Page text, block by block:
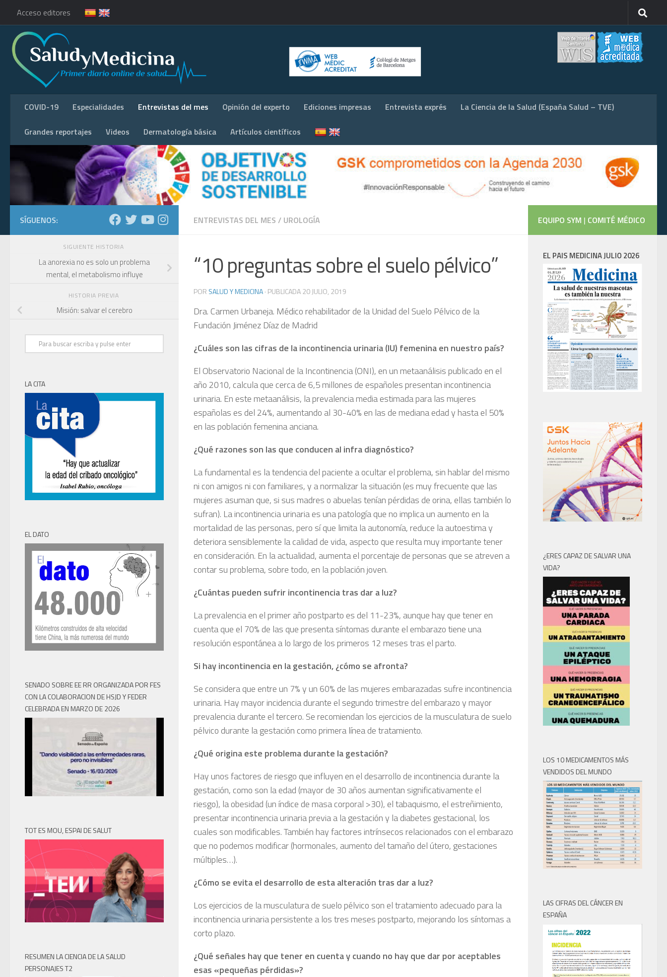
Acceso editores
COVID-19 Especialidades Entrevistas del mes Opinión del experto Ediciones impresas Entrevista exprés La Ciencia de la Salud (España Salud – TVE)
Grandes reportajes Videos Dermatología básica Artículos científicos
ENTREVISTAS DEL MES / UROLOGÍA
“10 preguntas sobre el suelo pélvico”
POR SALUD Y MEDICINA· PUBLICADA20 JULIO, 2019
Dra. Carmen Urbaneja. Médico rehabilitador de la Unidad del Suelo Pélvico de la
Fundación Jiménez Díaz de Madrid
¿Cuáles son las cifras de la incontinencia urinaria (IU) femenina en nuestro país?
El Observatorio Nacional de la Incontinencia (ONI), en un metaanálisis publicado en el
año 2010, calcula que cerca de 6,5 millones de españoles presentan incontinencia
urinaria. En este metaanálisis, la prevalencia media estimada para las mujeres
españolas es del 24%, aumentando al 30-40% en las de mediana edad y hasta el 50%
en las población femenina anciana.
¿Qué razones son las que conducen al infra diagnóstico?
La fundamental es la tendencia del paciente a ocultar el problema, sin hablar del mismo
ni con amigos ni con familiares, y a normalizar la situación (es muy frecuente que las
mujeres asuman que, si sus madres o abuelas tenían pérdidas de orina, ellas también lo
sufran). La incontinencia urinaria es una patología que no implica un aumento en la
mortalidad de las personas, pero sí que limita la autonomía, reduce la autoestima y
deteriora sensiblemente la calidad de vida, aspecto que resulta muy importante tener
en consideración. En la actualidad, aumenta el porcentaje de personas que se atreven a
contar su problema, sobre todo, en la población joven.
¿Cuántas pueden sufrir incontinencia tras dar a luz?
La prevalencia en el primer año postparto es del 11-23%, aunque hay que tener en
cuenta que el 70% de las que presenta síntomas durante el embarazo tiene una
resolución espontánea a lo largo de los primeros 12 meses tras el parto.
Si hay incontinencia en la gestación, ¿cómo se afronta?
Se considera que entre un 7% y un 60% de las mujeres embarazadas sufre incontinencia
urinaria. Hay mayor incidencia durante el segundo trimestre del embarazo y mayor
prevalencia durante el tercero. Se recomiendan los ejercicios de la musculatura de suelo
pélvico durante la gestación como primera línea de tratamiento.
¿Qué origina este problema durante la gestación?
Hay unos factores de riesgo que influyen en el desarrollo de incontinencia durante la
gestación, como son la edad (mayor de 30 años aumentan significativamente el
riesgo), la obesidad (un índice de masa corporal >30), el tabaquismo, el estreñimiento,
presentar incontinencia urinaria previa a la gestación y la diabetes gestacional, los
cuales son modificables. También hay factores intrínsecos relacionados con el embarazo
que no podemos modificar (hormonales, aumento del tamaño del útero, gestaciones
múltiples…).
¿Cómo se evita el desarrollo de esta alteración tras dar a luz?
Los ejercicios de la musculatura de suelo pélvico son el tratamiento adecuado para la
incontinencia urinaria persistente a los tres meses postparto, mejorando los síntomas a
corto plazo.
¿Qué señales hay que tener en cuenta y cuando no hay que dar por aceptables
esas «pequeñas pérdidas»?
SÍGUENOS:
SIGUIENTE HISTORIA
La anorexia no es solo un problema
mental, el metabolismo influye
HISTORIA PREVIA
Misión: salvar el cerebro
LA CITA
EL DATO
SENADO SOBRE EE RR ORGANIZADA POR FES
CON LA COLABORACION DE HSJD Y FEDER
CELEBRADA EN MARZO DE 2026
TOT ES MOU, ESPAI DE SALUT
RESUMEN LA CIENCIA DE LA SALUD
PERSONAJES T2
EQUIPO SYM | COMITÉ MÉDICO
EL PAIS MEDICINA JULIO 2026
¿ERES CAPAZ DE SALVAR UNA
VIDA?
LOS 10 MEDICAMENTOS MÁS
VENDIDOS DEL MUNDO
LAS CIFRAS DEL CÁNCER EN
ESPAÑA